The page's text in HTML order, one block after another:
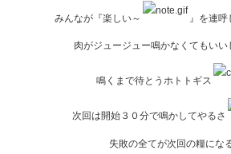
みんなが『楽しい～ 』を連呼
肉がジュージュー鳴かなくてもいい
鳴くまで待とうホトトギス
次回は開始３０分で鳴かしてやるさ
失敗の全てが次回の糧にな